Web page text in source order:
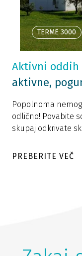
TERME 3000
Aktivni oddih
aktivne,
Popolnoma
odlično! Povabite
skupaj odkrivate
PREBERITE VEČ